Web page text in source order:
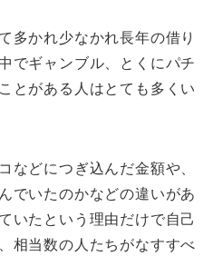
多かれ少なかれ長年の借り
でギャンブル、とくにパチ
とがある人はとても多くい
などにつぎ込んだ金額や、
でいたのかなどの違いがあ
いたという理由だけで自己
相当数の人たちがなすすべ